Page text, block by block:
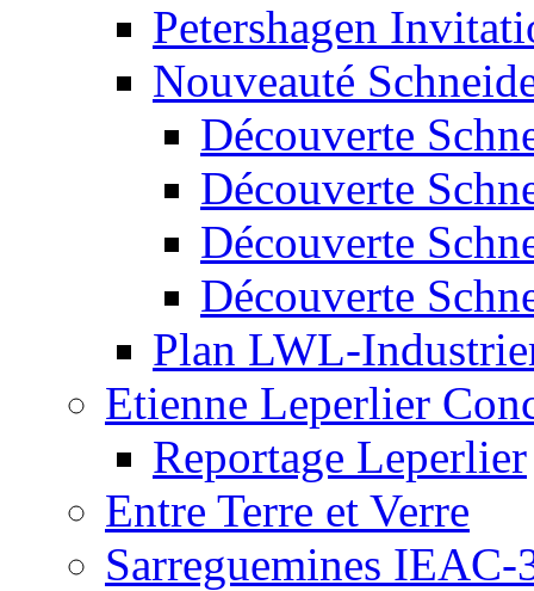
Petershagen
Nouveauté
Découverte
Découverte
Découverte
Découverte
Plan LWL-
Etienne Leperlier
Reportage Leperlier
Entre Terre et Verre
Sarreguemines IEAC-